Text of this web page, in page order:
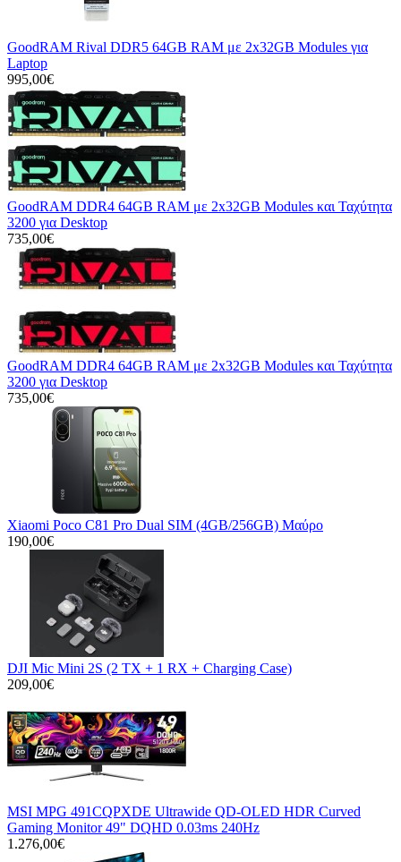
GoodRAM Rival DDR5 64GB RAM με 2x32GB Modules για
Laptop
995,00€
GoodRAM DDR4 64GB RAM με 2x32GB Modules και Ταχύτητα
3200 για Desktop
735,00€
GoodRAM DDR4 64GB RAM με 2x32GB Modules και Ταχύτητα
3200 για Desktop
735,00€
Xiaomi Poco C81 Pro Dual SIM (4GB/256GB) Μαύρο
190,00€
DJI Mic Mini 2S (2 TX + 1 RX + Charging Case)
209,00€
MSI MPG 491CQPXDE Ultrawide QD-OLED HDR Curved
Gaming Monitor 49" DQHD 0.03ms 240Hz
1.276,00€